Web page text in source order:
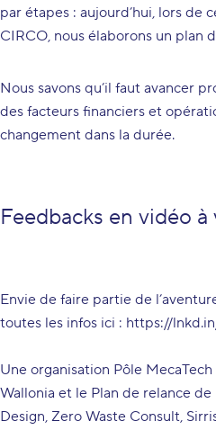
par étapes : aujourd’hui, lors de
CIRCO, nous élaborons un plan
Nous savons qu’il faut avancer
des facteurs financiers et
changement dans la durée.
Feedbacks en vidéo à
Envie de faire partie de
toutes les infos ici : https://
Une organisation Pôle MecaTech
Wallonia et le Plan de relance de
Design, Zero Waste Consult,